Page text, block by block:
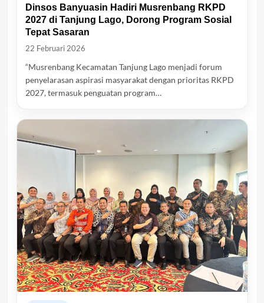
Dinsos Banyuasin Hadiri Musrenbang RKPD
2027 di Tanjung Lago, Dorong Program Sosial
Tepat Sasaran
22 Februari 2026
“Musrenbang Kecamatan Tanjung Lago menjadi forum
penyelarasan aspirasi masyarakat dengan prioritas RKPD
2027, termasuk penguatan program…